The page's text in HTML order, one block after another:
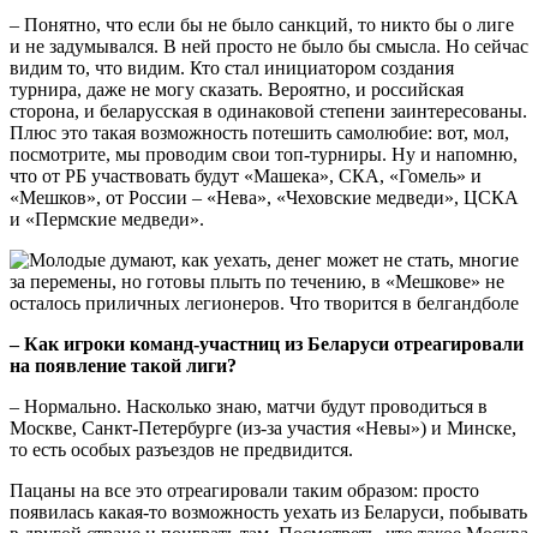
– Понятно, что если бы не было санкций, то никто бы о лиге
и не задумывался. В ней просто не было бы смысла. Но сейчас
видим то, что видим. Кто стал инициатором создания
турнира, даже не могу сказать. Вероятно, и российская
сторона, и беларусская в одинаковой степени заинтересованы.
Плюс это такая возможность потешить самолюбие: вот, мол,
посмотрите, мы проводим свои топ-турниры. Ну и напомню,
что от РБ участвовать будут «Машека», СКА, «Гомель» и
«Мешков», от России – «Нева», «Чеховские медведи», ЦСКА
и «Пермские медведи».
– Как игроки команд-участниц из Беларуси отреагировали
на появление такой лиги?
– Нормально. Насколько знаю, матчи будут проводиться в
Москве, Санкт-Петербурге (из-за участия «Невы») и Минске,
то есть особых разъездов не предвидится.
Пацаны на все это отреагировали таким образом: просто
появилась какая-то возможность уехать из Беларуси, побывать